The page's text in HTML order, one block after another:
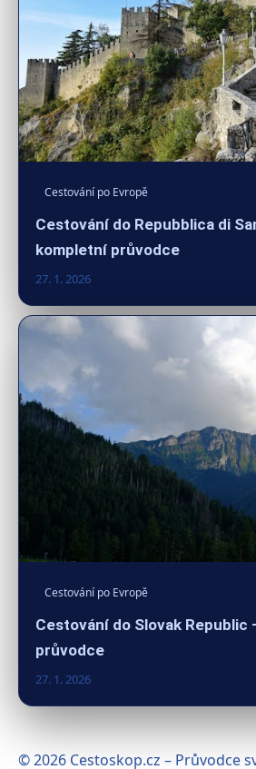
Cestování po Evropě
Cestování do Repubblica di
kompletní průvodce
27. 1. 2026
Cestování po Evropě
Cestování do Slovak Republic
průvodce
27. 1. 2026
© 2026 Cestoskop.cz – Průvodce